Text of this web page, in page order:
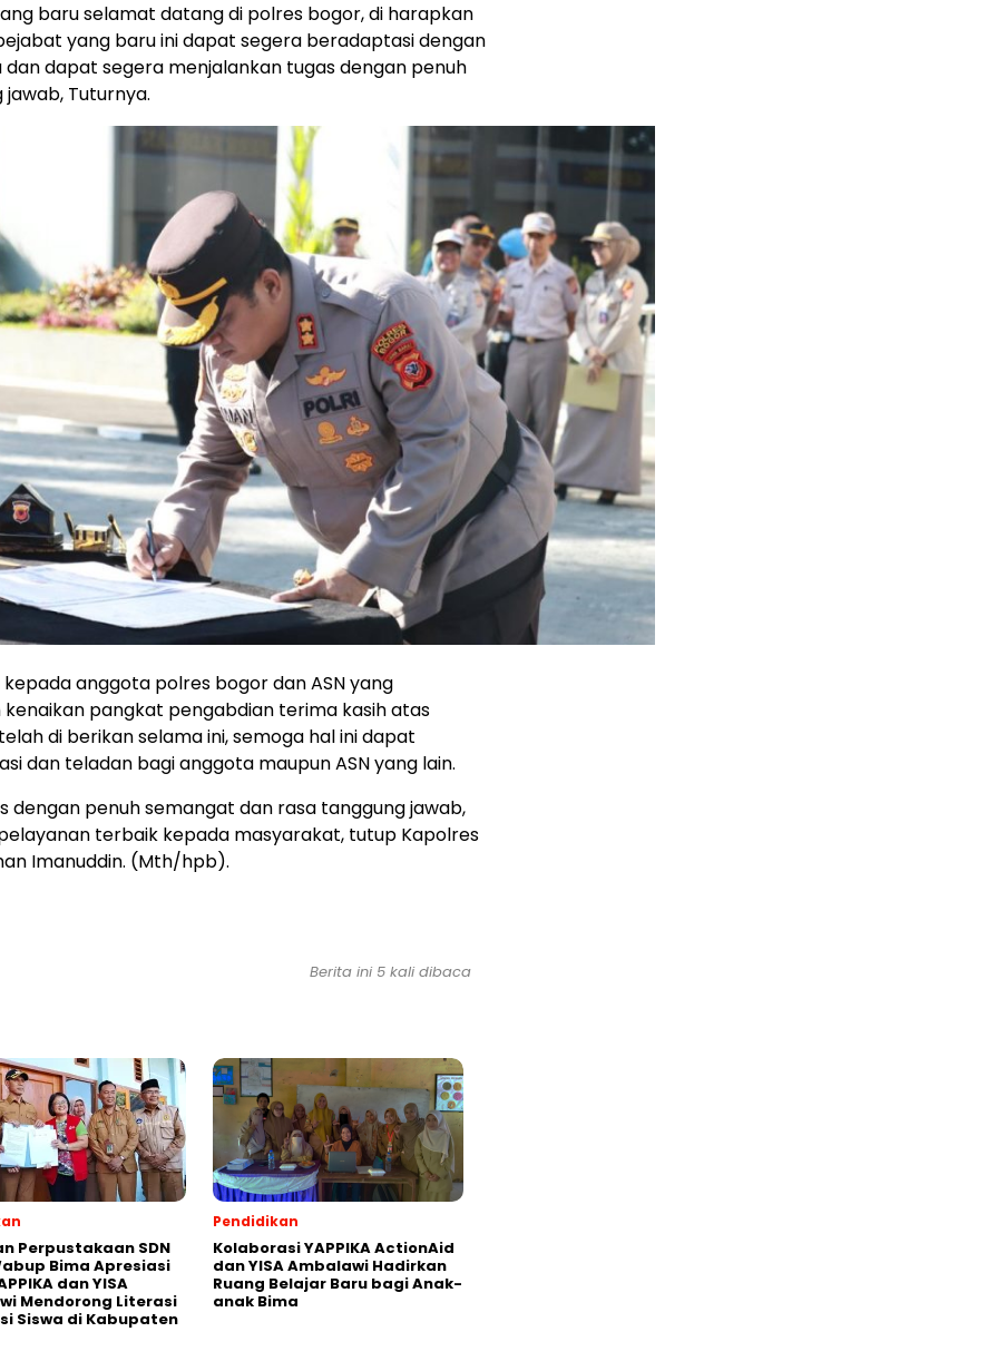
baru selamat datang di polres bogor, di harapkan
yang baru ini dapat segera beradaptasi dengan
dan dapat segera menjalankan tugas dengan penuh
Tuturnya.
anggota polres bogor dan ASN yang
pangkat pengabdian terima kasih atas
di berikan selama ini, semoga hal ini dapat
dan teladan bagi anggota maupun ASN yang lain.
dengan penuh semangat dan rasa tanggung jawab,
terbaik kepada masyarakat, tutup Kapolres
Imanuddin. (Mth/hpb).
Berita ini 5 kali dibaca
Perpustakaan SDN
Bima Apresiasi
dan YISA
Mendorong Literasi
Siswa di Kabupaten
Pendidikan
Kolaborasi YAPPIKA ActionAid
dan YISA Ambalawi Hadirkan
Ruang Belajar Baru bagi Anak-
anak Bima